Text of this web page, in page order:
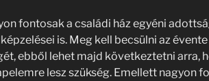
fontosak a családi ház egyéni
is. Meg kell becsülni az
ebből lehet majd következtetni arra,
lesz szükség. Emellett nagyon